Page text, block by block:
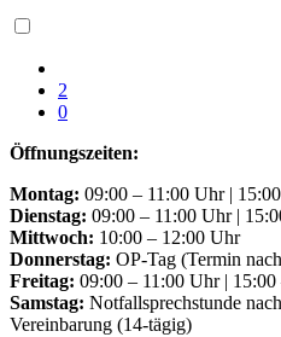
2
0
Öffnungszeiten:
Montag: 09:00 – 11:00 Uhr |
Dienstag: 09:00 – 11:00 Uhr |
Mittwoch: 10:00 – 12:00 Uhr
Donnerstag: OP-Tag (Termin
Freitag: 09:00 – 11:00 Uhr |
Samstag: Notfallsprechstunde nach
Vereinbarung (14-tägig)